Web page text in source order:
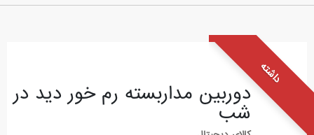
داشته
دوربین مداربسته رم خور دید در
شب